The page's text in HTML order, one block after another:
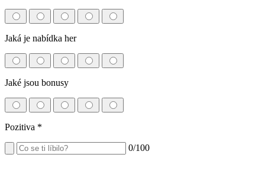
Jaká je nabídka her
Jaké jsou bonusy
Pozitiva *
0/100